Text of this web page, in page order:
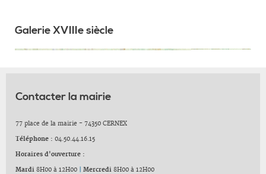
Galerie XVIIIe siècle
Contacter la mairie
77 place de la mairie - 74350 CERNEX
Téléphone : 04.50.44.16.15
Horaires d'ouverture :
Mardi 8H00 à 12H00 Mercredi 8H00 à 12H00